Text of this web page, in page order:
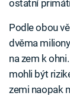
ostatní
Podle obou
dvěma
na zem k
mohli být
zemi naopak